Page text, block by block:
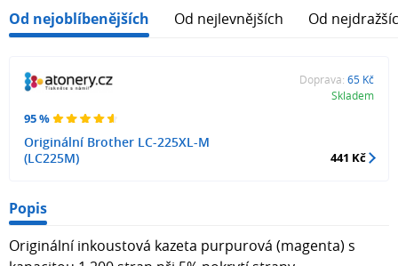
Od nejoblíbenějších Od nejlevnějších Od
95 %
Originální Brother LC-225XL-M
(LC225M)
Doprava: 65 Kč
Skladem
441 Kč
Popis
Originální inkoustová kazeta purpurová (magenta) s